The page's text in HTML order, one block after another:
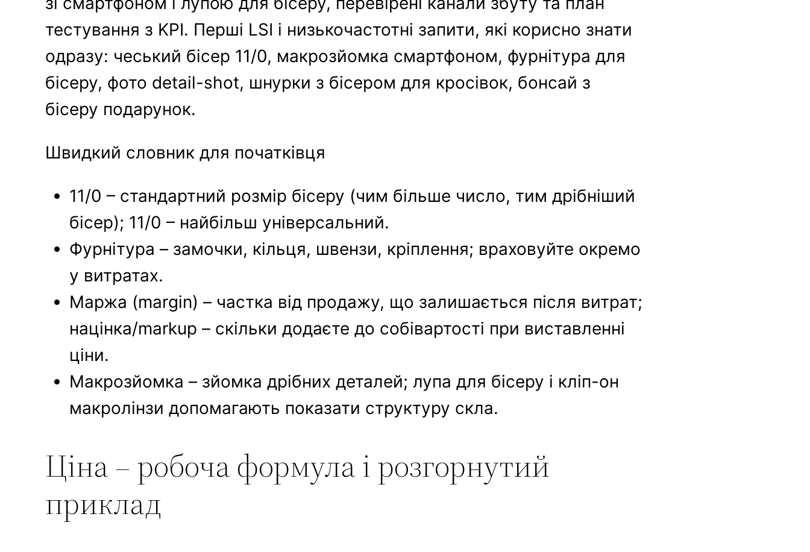
тестування з KPI. Перші LSI і низькочастотні запити, які корисно знати
одразу: чеський бісер 11/0, макрозйомка смартфоном, фурнітура для
бісеру, фото detail-shot, шнурки з бісером для кросівок, бонсай з
бісеру подарунок.
Швидкий словник для початківця
11/0 – стандартний розмір бісеру (чим більше число, тим дрібніший
бісер); 11/0 – найбільш універсальний.
Фурнітура – замочки, кільця, швензи, кріплення; враховуйте окремо
у витратах.
Маржа (margin) – частка від продажу, що залишається після витрат;
націнка/markup – скільки додаєте до собівартості при виставленні
ціни.
Макрозйомка – зйомка дрібних деталей; лупа для бісеру і кліп-он
макролінзи допомагають показати структуру скла.
Ціна – робоча формула і розгорнутий
приклад